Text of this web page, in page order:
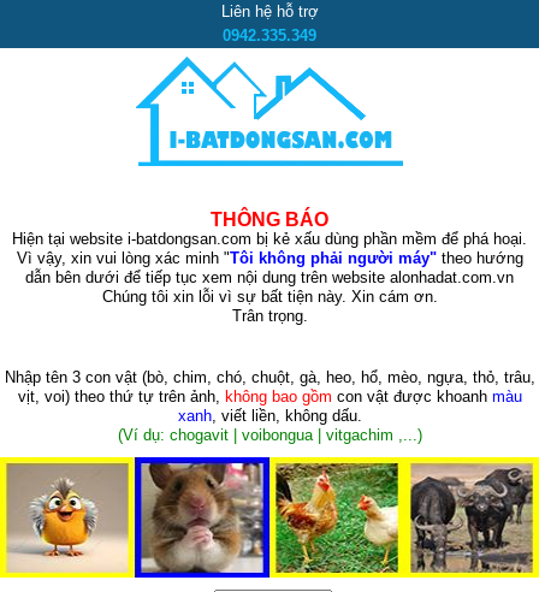
Liên hệ hỗ trợ
0942.335.349
THÔNG BÁO
Hiện tại website i-batdongsan.com bị kẻ xấu dùng phần mềm để phá hoại.
Vì vậy, xin vui lòng xác minh "Tôi không phải người máy"theo hướng
dẫn bên dưới để tiếp tục xem nội dung trên website alonhadat.com.vn
Chúng tôi xin lỗi vì sự bất tiện này. Xin cám ơn.
Trân trọng.
Nhập tên 3 con vật (bò, chim, chó, chuột, gà, heo, hổ, mèo, ngựa, thỏ, trâu,
vịt, voi)theo thứ tự trên ảnh, không bao gồm con vật được khoanh màu
xanh, viết liền, không dấu.
(Ví dụ: chogavit | voibongua | vitgachim ,...)